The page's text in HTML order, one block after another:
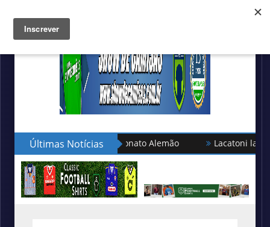
Últimas Notícias
turca no Campeonato Alemão Lacatoni lança as